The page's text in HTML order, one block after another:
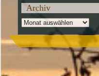
Archiv
Archiv